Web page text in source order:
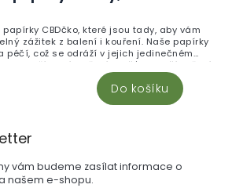
Do košíku
CBDčko, které jsou tady, aby vám
zážitek z balení i kouření. Naše papírky
péčí, což se odráží v jejich jedinečném
Jejich přírodní složení zajišťuje lepší hoření a
dělá ideální volbu pro každého milovníka
nejsou jen obyčejné papírky - jsou
naši lásku ke konopí a CBD. Vyberte si
vám budeme zasílat informace o
našem e-shopu.